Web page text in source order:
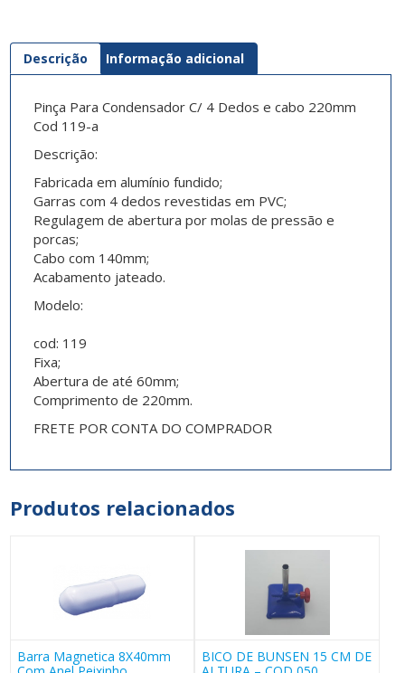
Descrição Informação adicional
Pinça Para Condensador C/ 4 Dedos e cabo 220mm
Cod 119-a
Descrição:
Fabricada em alumínio fundido;
Garras com 4 dedos revestidas em PVC;
Regulagem de abertura por molas de pressão e
porcas;
Cabo com 140mm;
Acabamento jateado.
Modelo:
cod: 119
Fixa;
Abertura de até 60mm;
Comprimento de 220mm.
FRETE POR CONTA DO COMPRADOR
Produtos relacionados
Barra Magnetica 8X40mm
BICO DE BUNSEN 15 CM DE